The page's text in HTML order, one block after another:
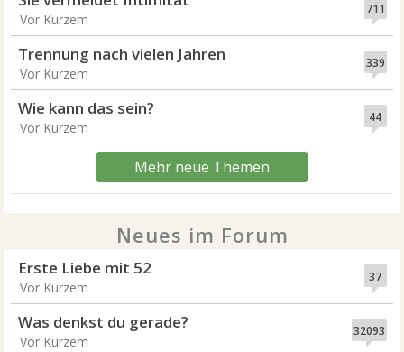
711
Vor Kurzem
339
Trennung nach vielen Jahren
Vor Kurzem
44
Wie kann das sein?
Vor Kurzem
Mehr neue Themen
Neues im Forum
37
Erste Liebe mit 52
Vor Kurzem
32093
Was denkst du gerade?
Vor Kurzem